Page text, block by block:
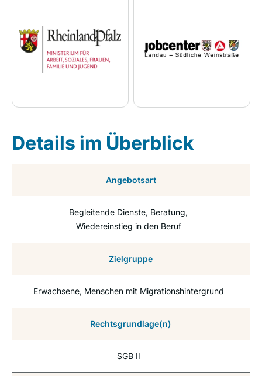
Details im Überblick
Angebotsart
Begleitende Dienste Beratung
Wiedereinstieg in den Beruf
Zielgruppe
Erwachsene Menschen mit Migrationshintergrund
Rechtsgrundlage(n)
SGB II